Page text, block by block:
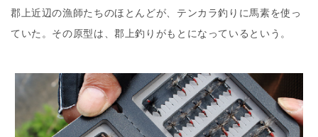
郡上近辺の漁師たちのほとんどが、テンカラ釣りに馬素を使っ
ていた。その原型は、郡上釣りがもとになっているという。